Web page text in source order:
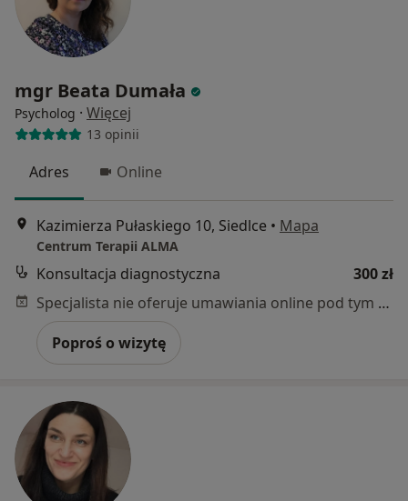
mgr Beata Dumała
Psycholog · Więcej
13 opinii
Adres Online
Kazimierza Pułaskiego 10, Siedlce • Mapa
Centrum Terapii ALMA
Konsultacja diagnostyczna
300 zł
Specjalista nie oferuje umawiania online pod tym adresem.
Poproś o wizytę